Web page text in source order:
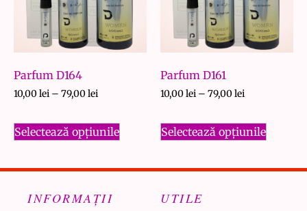
Parfum D164
10,00lei – 79,00lei
Selectează opțiunile
Parfum D161
10,00lei – 79,00lei
Selectează opțiunile
INFORMAȚII UTILE